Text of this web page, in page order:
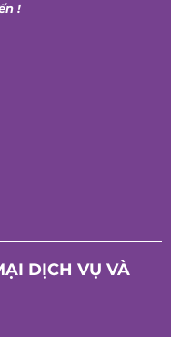
!
DỊCH VỤ VÀ